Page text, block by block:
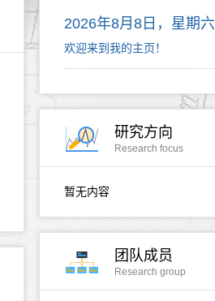
2026年8月8日，星期六
欢迎来到我的主页！
研究方向
Research focus
暂无内容
团队成员
Research group